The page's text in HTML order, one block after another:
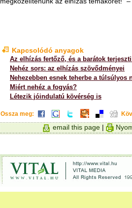
Kapcsolódó anyagok
Az elhízás fertőző, és a barátok
Nehéz sors: az elhízás szövődményei
Nehezebben esnek teherbe a túlsúlyos
Miért nehéz a fogyás?
Létezik jóindulatú kövérség is
Ossza meg:
email this page |